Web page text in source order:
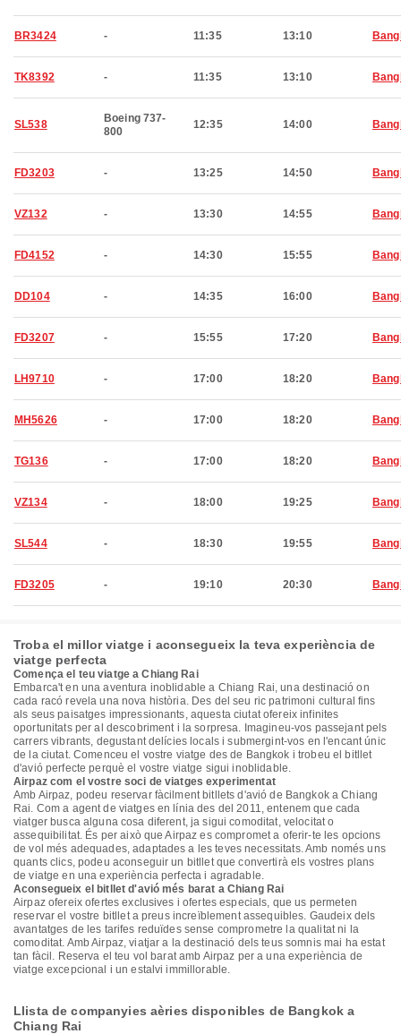
BR3424 - 11:35 13:10
TK8392 - 11:35 13:10
SL538
Boeing 737-
800
12:35 14:00
FD3203 - 13:25 14:50
VZ132 - 13:30 14:55
FD4152 - 14:30 15:55
DD104 - 14:35 16:00
FD3207 - 15:55 17:20
LH9710 - 17:00 18:20
MH5626 - 17:00 18:20
TG136 - 17:00 18:20
VZ134 - 18:00 19:25
SL544 - 18:30 19:55
FD3205 - 19:10 20:30
Troba el millor viatge i aconsegueix la teva experiència de
viatge perfecta
Comença el teu viatge a Chiang Rai
Embarca't en una aventura inoblidable a Chiang Rai, una destinació on
cada racó revela una nova història. Des del seu ric patrimoni cultural fins
als seus paisatges impressionants, aquesta ciutat ofereix infinites
oportunitats per al descobriment i la sorpresa. Imagineu-vos passejant pels
carrers vibrants, degustant delícies locals i submergint-vos en l'encant únic
de la ciutat. Comenceu el vostre viatge des de Bangkok i trobeu el bitllet
d'avió perfecte perquè el vostre viatge sigui inoblidable.
Airpaz com el vostre soci de viatges experimentat
Amb Airpaz, podeu reservar fàcilment bitllets d'avió de Bangkok a Chiang
Rai. Com a agent de viatges en línia des del 2011, entenem que cada
viatger busca alguna cosa diferent, ja sigui comoditat, velocitat o
assequibilitat. És per això que Airpaz es compromet a oferir-te les opcions
de vol més adequades, adaptades a les teves necessitats. Amb només uns
quants clics, podeu aconseguir un bitllet que convertirà els vostres plans
de viatge en una experiència perfecta i agradable.
Aconsegueix el bitllet d'avió més barat a Chiang Rai
Airpaz ofereix ofertes exclusives i ofertes especials, que us permeten
reservar el vostre bitllet a preus increïblement assequibles. Gaudeix dels
avantatges de les tarifes reduïdes sense comprometre la qualitat ni la
comoditat. Amb Airpaz, viatjar a la destinació dels teus somnis mai ha estat
tan fàcil. Reserva el teu vol barat amb Airpaz per a una experiència de
viatge excepcional i un estalvi immillorable.
Llista de companyies aèries disponibles de Bangkok a
Chiang Rai